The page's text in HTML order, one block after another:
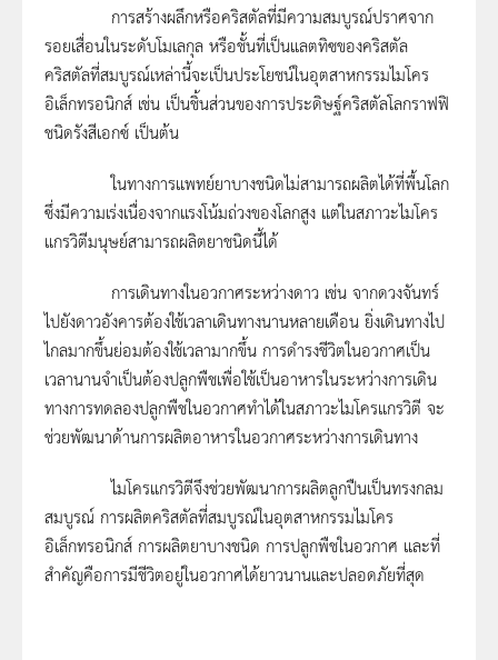
การสร้างผลึกหรือคริสตัลที่มีความสมบูรณ์ปราศจาก
รอยเสื่อนในระดับโมเลกุล หรือชั้นที่เป็นแลตทิซของคริสตัล
คริสตัลที่สมบูรณ์เหล่านี้จะเป็นประโยชน์ในอุตสาหกรรมไมโคร
อิเล็กทรอนิกส์ เช่น เป็นชิ้นส่วนของการประดิษฐ์คริสตัลโลกราฟฟิ
ชนิดรังสีเอกซ์ เป็นต้น
ในทางการแพทย์ยาบางชนิดไม่สามารถผลิตได้ที่พื้นโลก
ซึ่งมีความเร่งเนื่องจากแรงโน้มถ่วงของโลกสูง แต่ในสภาวะไมโคร
แกรวิตีมนุษย์สามารถผลิตยาชนิดนี้ได้
การเดินทางในอวกาศระหว่างดาว เช่น จากดวงจันทร์
ไปยังดาวอังคารต้องใช้เวลาเดินทางนานหลายเดือน ยิ่งเดินทางไป
ไกลมากขึ้นย่อมต้องใช้เวลามากขึ้น การดำรงชีวิตในอวกาศเป็น
เวลานานจำเป็นต้องปลูกพืชเพื่อใช้เป็นอาหารในระหว่างการเดิน
ทางการทดลองปลูกพืชในอวกาศทำได้ในสภาวะไมโครแกรวิตี จะ
ช่วยพัฒนาด้านการผลิตอาหารในอวกาศระหว่างการเดินทาง
ไมโครแกรวิตีจึงช่วยพัฒนาการผลิตลูกปืนเป็นทรงกลม
สมบูรณ์ การผลิตคริสตัลที่สมบูรณ์ในอุตสาหกรรมไมโคร
อิเล็กทรอนิกส์ การผลิตยาบางชนิด การปลูกพืชในอวกาศ และที่
สำคัญคือการมีชีวิตอยู่ในอวกาศได้ยาวนานและปลอดภัยที่สุด